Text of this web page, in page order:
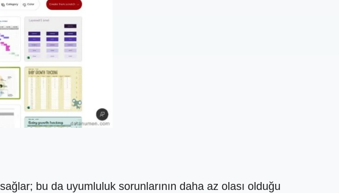
bu da uyumluluk sorunlarının daha az olası olduğu